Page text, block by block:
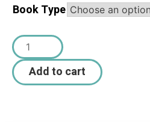
Book Type
Add to cart